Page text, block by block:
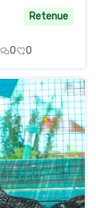
Retenue
0 0